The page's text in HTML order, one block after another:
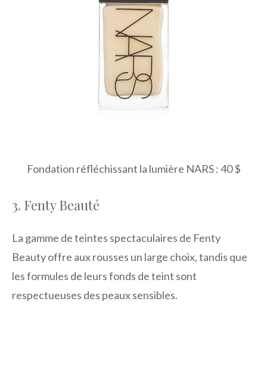
Fondation réfléchissant la lumière NARS : 40 $
3. Fenty Beauté
La gamme de teintes spectaculaires de Fenty
Beauty offre aux rousses un large choix, tandis que
les formules de leurs fonds de teint sont
respectueuses des peaux sensibles.